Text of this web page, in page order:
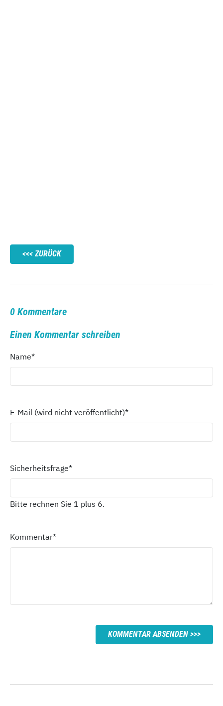
ZURÜCK
0 Kommentare
Einen Kommentar schreiben
Name*
E-Mail (wird nicht veröffentlicht)*
Sicherheitsfrage*
Bitte rechnen Sie 1 plus 6.
Kommentar*
KOMMENTAR ABSENDEN